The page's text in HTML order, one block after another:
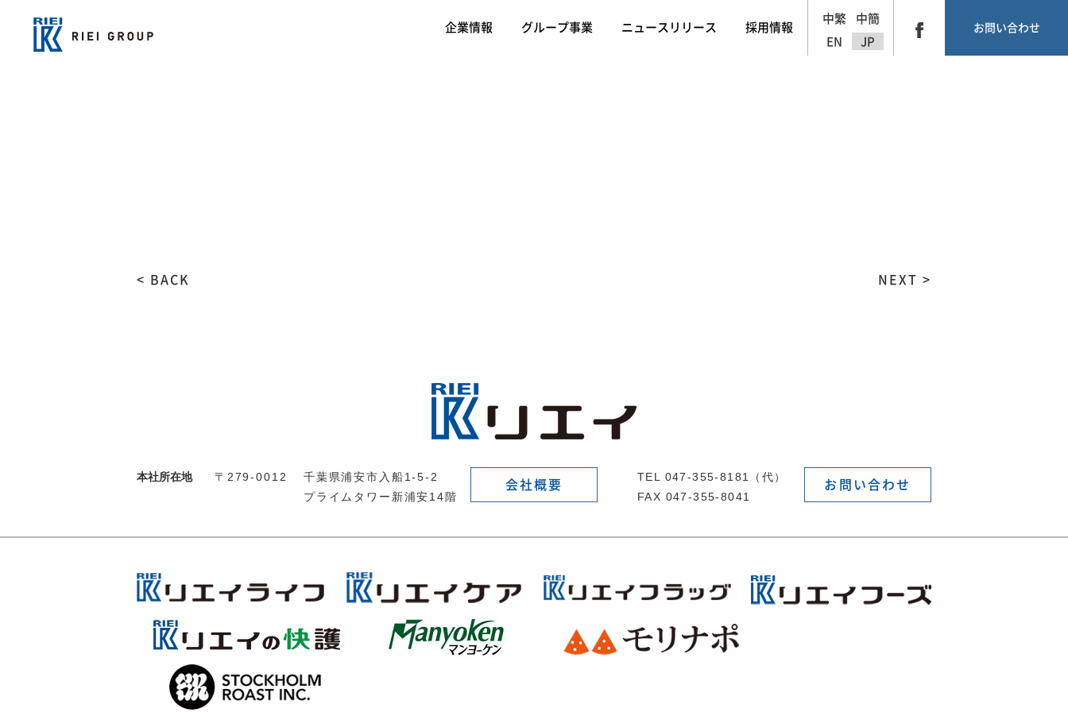
企業情報 グループ事業 ニュースリリース 採用情報
中繁
中簡
EN
JP
お問い合わせ
< BACK NEXT >
本社所在地 〒279-0012
千葉県浦安市入船1-5-2
プライムタワー新浦安14階
会社概要
TEL 047-355-8181（代）
FAX 047-355-8041
お問い合わせ